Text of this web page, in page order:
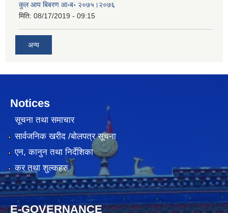
कुल आय बिबरण आ॰ब॰ २०७५।२०७६
मिति: 08/17/2019 - 09:15
अन्य
Notices
सूचना तथा समाचार
सार्वजनिक खरीद /बोलपत्र सूचना
एन, कानुन तथा निर्देशिका
कर तथा शुल्कहरु
E-GOVERNANCE